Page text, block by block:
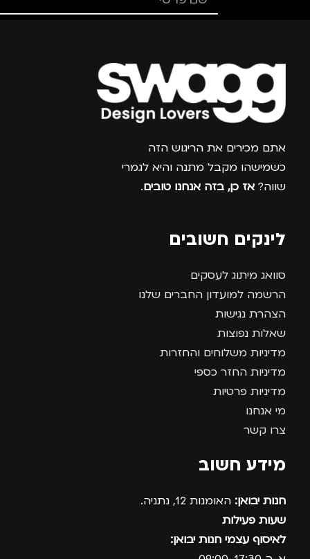
צרפו אותי למועדון
אתם מכירים את הריגוש הזה
כשמישהו מקבל מתנה והיא לגמרי
שווה? אז כן, בזה אנחנו טובים.
לינקים חשובים
סוואג מיתוג לעסקים
הרשמה למועדון החברים שלנו
הצהרת נגישות
שאלות נפוצות
מדיניות משלוחים והחזרות
מדיניות החזר כספי
מדיניות פרטיות
מי אנחנו
צרו קשר
מידע חשוב
חנות יבואן: האומנות 12, נתניה.
שעות פעילות
לאיסוף עצמי חנות יבואן: